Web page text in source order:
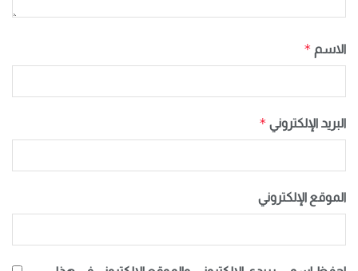
الاسم *
البريد الإلكتروني *
الموقع الإلكتروني